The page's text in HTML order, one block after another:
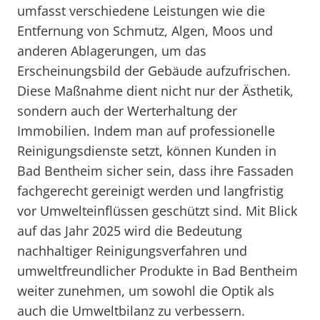
umfasst verschiedene Leistungen wie die
Entfernung von Schmutz, Algen, Moos und
anderen Ablagerungen, um das
Erscheinungsbild der Gebäude aufzufrischen.
Diese Maßnahme dient nicht nur der Ästhetik,
sondern auch der Werterhaltung der
Immobilien. Indem man auf professionelle
Reinigungsdienste setzt, können Kunden in
Bad Bentheim sicher sein, dass ihre Fassaden
fachgerecht gereinigt werden und langfristig
vor Umwelteinflüssen geschützt sind. Mit Blick
auf das Jahr 2025 wird die Bedeutung
nachhaltiger Reinigungsverfahren und
umweltfreundlicher Produkte in Bad Bentheim
weiter zunehmen, um sowohl die Optik als
auch die Umweltbilanz zu verbessern.